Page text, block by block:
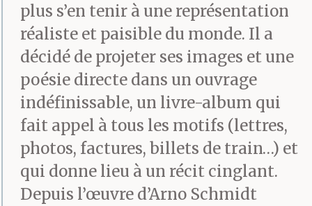
plus s’en tenir à une représentation
réaliste et paisible du monde. Il a
décidé de projeter ses images et une
poésie directe dans un ouvrage
indéfinissable, un livre-album qui
fait appel à tous les motifs (lettres,
photos, factures, billets de train…) et
qui donne lieu à un récit cinglant.
Depuis l’œuvre d’Arno Schmidt